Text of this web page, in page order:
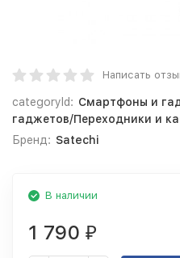
Написать
categoryId: Смартфоны и
гаджетов/Переходники и
Бренд: Satechi
В наличии
1 790 ₽